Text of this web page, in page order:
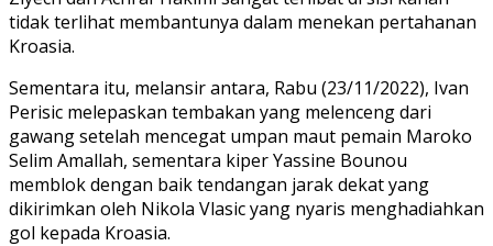
tidak terlihat membantunya dalam menekan pertahanan
Kroasia.
Sementara itu, melansir antara, Rabu (23/11/2022), Ivan
Perisic melepaskan tembakan yang melenceng dari
gawang setelah mencegat umpan maut pemain Maroko
Selim Amallah, sementara kiper Yassine Bounou
memblok dengan baik tendangan jarak dekat yang
dikirimkan oleh Nikola Vlasic yang nyaris menghadiahkan
gol kepada Kroasia.